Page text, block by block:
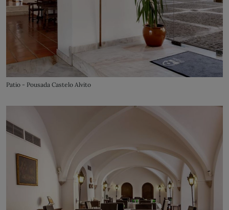
Patio - Pousada Castelo Alvito